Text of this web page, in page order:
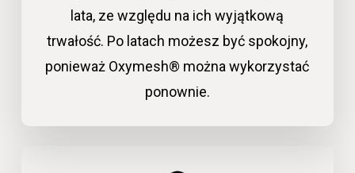
lata, ze względu na ich wyjątkową
trwałość. Po latach możesz być spokojny,
ponieważ Oxymesh® można wykorzystać
ponownie.